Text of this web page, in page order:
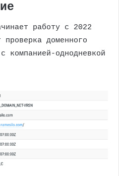
работу с 2022
доменного
компанией-однодневкой